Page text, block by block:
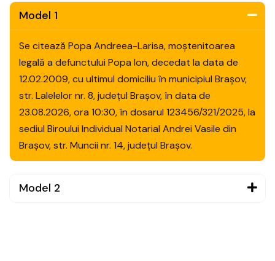
Model 1
Se citează Popa Andreea-Larisa, moștenitoarea
legală a defunctului Popa Ion, decedat la data de
12.02.2009, cu ultimul domiciliu în municipiul Brașov,
str. Lalelelor nr. 8, județul Brașov, în data de
23.08.2026, ora 10:30, în dosarul 123456/321/2025, la
sediul Biroului Individual Notarial Andrei Vasile din
Brașov, str. Muncii nr. 14, județul Brașov.
Model 2